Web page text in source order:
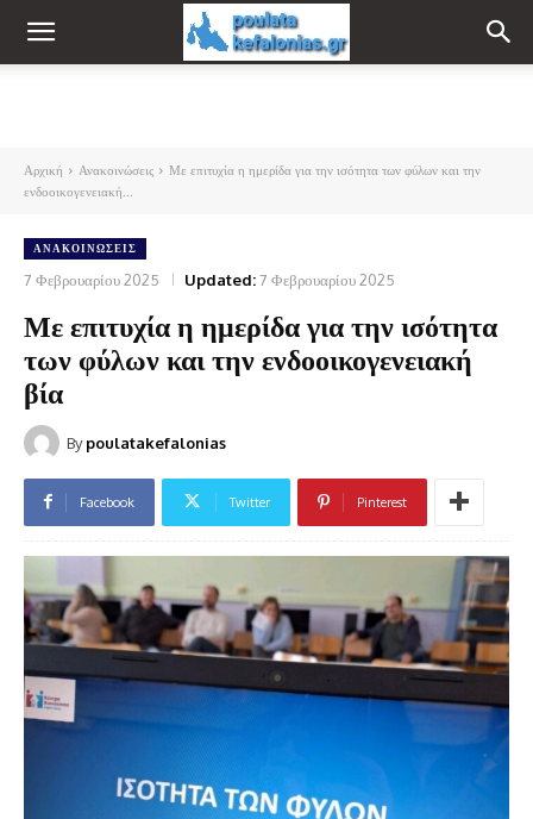
Αρχική Ανακοινώσεις
Με επιτυχία η ημερίδα για την ισότητα των φύλων και την
ενδοοικογενειακή...
ΑΝΑΚΟΙΝΏΣΕΙΣ
7 Φεβρουαρίου 2025 Updated:7 Φεβρουαρίου 2025
Με επιτυχία η ημερίδα για την ισότητα
των φύλων και την ενδοοικογενειακή
βία
By poulatakefalonias
Facebook Twitter Pinterest